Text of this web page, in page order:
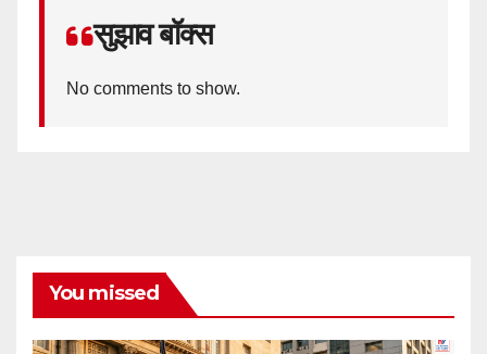
सुझाव बॉक्स
No comments to show.
You missed